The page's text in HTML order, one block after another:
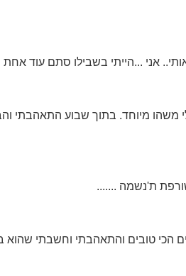
אני ...הייתי בשבילו סתם עוד
מיוחד. בתוך שבוע התאהבתי
ת'נשמה .......
הכי טובים והתאהבתי וחשבתי שהוא